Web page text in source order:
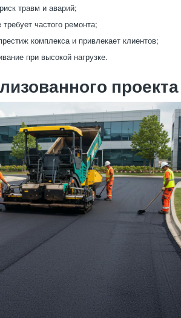
травм и аварий;
частого ремонта;
комплекса и привлекает клиентов;
при высокой нагрузке.
проекта